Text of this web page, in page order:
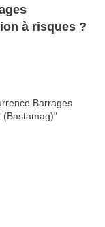
à risques ?